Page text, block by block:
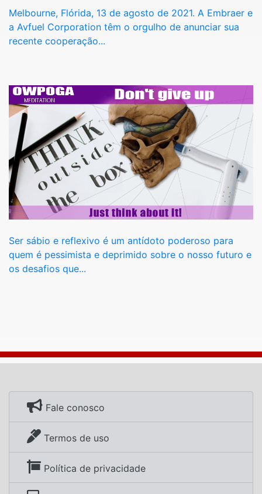
Melbourne, Flórida, 13 de agosto de 2021. A Embraer e
a Avfuel Corporation têm o orgulho de anunciar sua
recente cooperação...
Ser sábio e reflexivo é um antídoto poderoso para
quem é pessimista e deprimido sobre o nosso futuro e
os desafios que...
Fale conosco
Termos de uso
Política de privacidade